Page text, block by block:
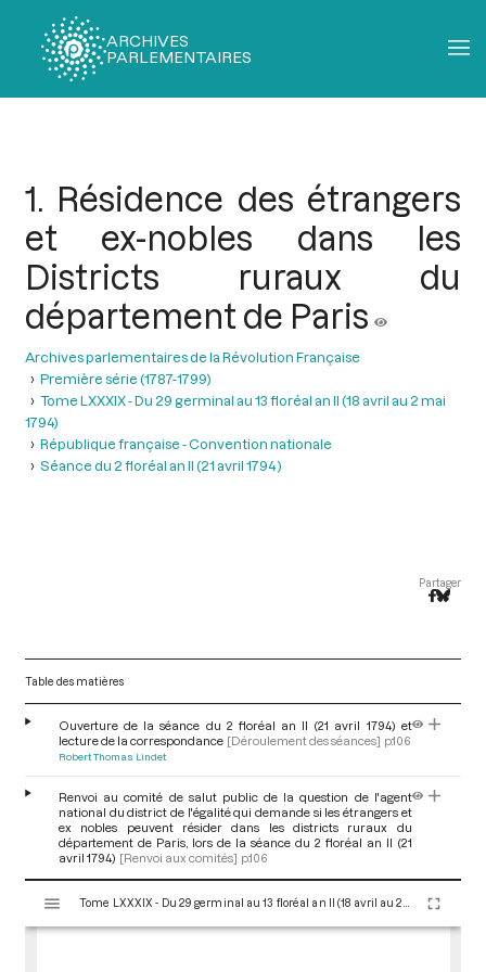
ARCHIVES
PARLEMENTAIRES
1. Résidence des étrangers
et ex-nobles dans les
Districts ruraux du
département de Paris
Archives parlementaires de la Révolution Française
Première série (1787-1799)
Tome LXXXIX - Du 29 germinal au 13 floréal an II (18 avril au 2 mai
1794)
République française - Convention nationale
Séance du 2 floréal an II (21 avril 1794 )
Partager
Table des matières
Ouverture de la séance du 2 floréal an II (21 avril 1794) et
lecture de la correspondance [Déroulement des séances] p.106
Robert Thomas Lindet
Renvoi au comité de salut public de la question de l'agent
national du district de l'égalité qui demande si les étrangers et
ex nobles peuvent résider dans les districts ruraux du
département de Paris, lors de la séance du 2 floréal an II (21
avril 1794) [Renvoi aux comités] p.106
s